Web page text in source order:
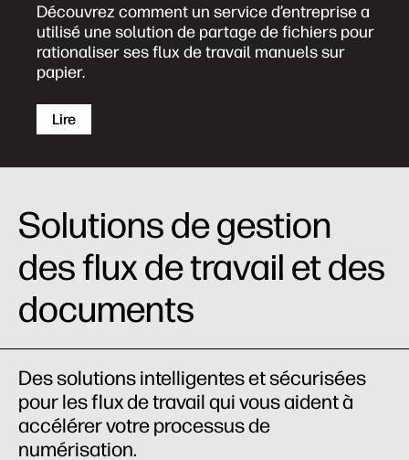
Découvrez comment un service d’entreprise a
utilisé une solution de partage de fichiers pour
rationaliser ses flux de travail manuels sur
papier.
Lire
Solutions de gestion
des flux de travail et des
documents
Des solutions intelligentes et sécurisées
pour les flux de travail qui vous aident à
accélérer votre processus de
numérisation.